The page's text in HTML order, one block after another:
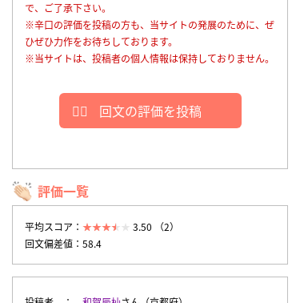
で、ご了承下さい。
※辛口の評価を投稿の方も、当サイトの発展のために、ぜ
ひぜひ力作をお待ちしております。
※当サイトは、投稿者の個人情報は保持しておりません。
回文の評価を投稿
評価一覧
平均スコア：
3.50 （2）
回文偏差値：58.4